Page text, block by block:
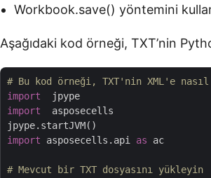
Workbook.save() yöntemini
Aşağıdaki kod örneği, TXT’nin
# Bu kod örneği, TXT'nin XML'e
import
import
  asposecells
import asposecells.api as ac
# Mevcut bir TXT dosyasını yükleyin